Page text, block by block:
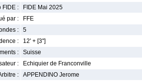
FIDE :
FIDE Mai 2025
par :
FFE
:
5
:
12' + [3'']
:
Suisse
:
Echiquier de Franconville
:
APPENDINO Jerome